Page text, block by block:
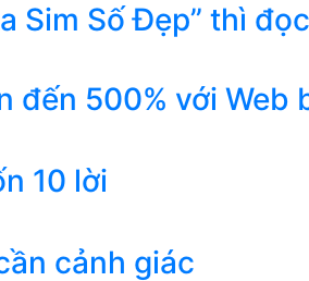
Sim Số Đẹp” thì
đến 500% với Web
10 lời
cảnh giác